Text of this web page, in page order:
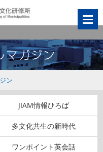
ン
JIAM情報ひろば
多文化共生の新時代
ワンポイント英会話